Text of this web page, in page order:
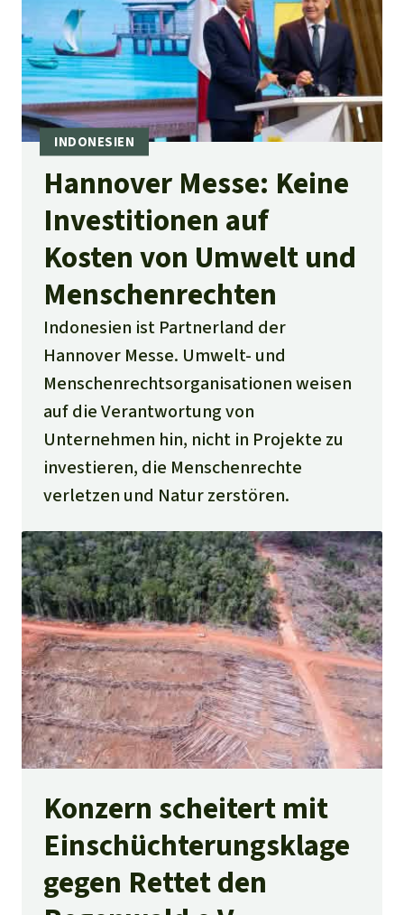
Hannover Messe: Keine
Investitionen auf
Kosten von Umwelt und
Menschenrechten
Indonesien ist Partnerland der
Hannover Messe. Umwelt- und
Menschenrechtsorganisationen weisen
auf die Verantwortung von
Unternehmen hin, nicht in Projekte zu
investieren, die Menschenrechte
verletzen und Natur zerstören.
Konzern scheitert mit
Einschüchterungsklage
gegen Rettet den